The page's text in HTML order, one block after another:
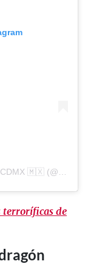
terroríficas de